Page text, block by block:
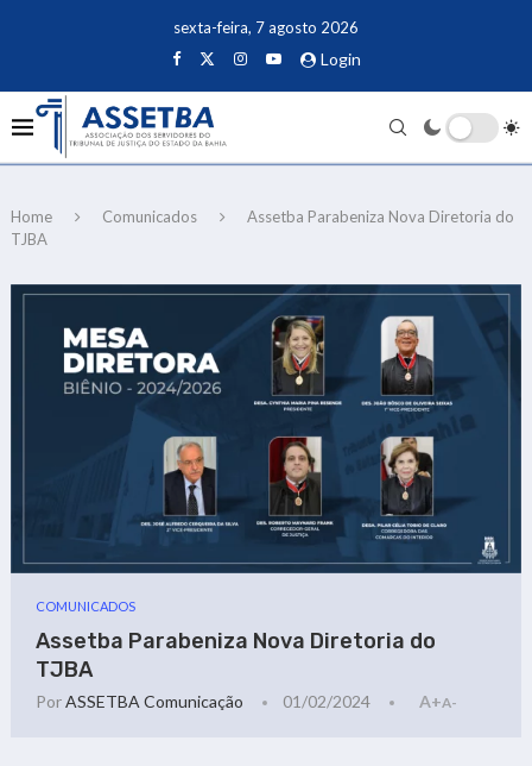
sexta-feira, 7 agosto 2026
Login
Home Comunicados
Assetba Parabeniza Nova Diretoria do
TJBA
COMUNICADOS
Assetba Parabeniza Nova Diretoria do
TJBA
PorASSETBA Comunicação 01/02/2024 A+A-